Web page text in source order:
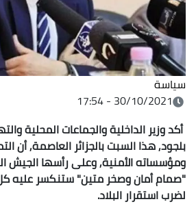
سياسة
30/10/2021 - 17:54
أكد وزير الداخلية والجماعات المحلية
بلجود, هذا السبت بالجزائر العاصمة, أن
ومؤسساته الأمنية, وعلى رأسها الجيش
"صمام أمان وصخر متين" ستنكسر عليه كل
لضرب استقرار البلاد.